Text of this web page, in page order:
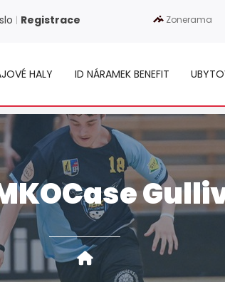
| Registrace Zonerama
HALY ID NÁRAMEK BENEFIT